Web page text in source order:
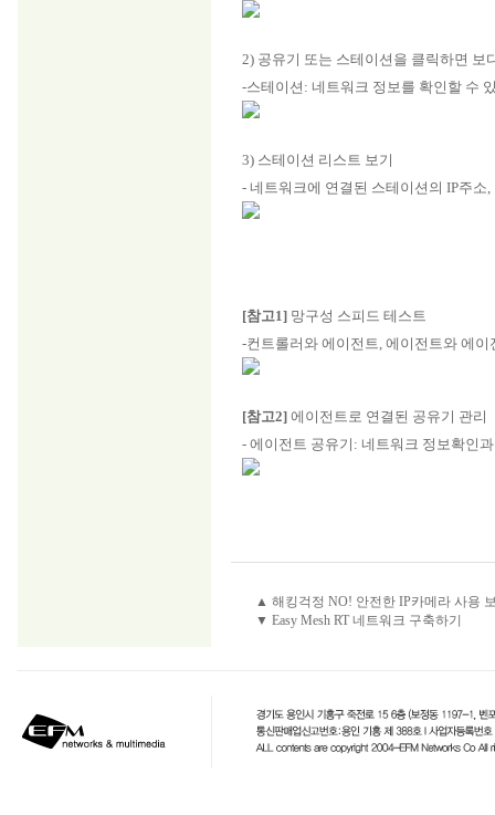
2) 공유기 또는 스테이션을 클릭하면
-스테이션: 네트워크 정보를 확인할 수
3) 스테이션 리스트 보기
- 네트워크에 연결된 스테이션의 IP주
[참고1] 망구성 스피드 테스트
-컨트롤러와 에이전트, 에이전트와 에
[참고2] 에이전트로 연결된 공유기 관리
- 에이전트 공유기: 네트워크 정보확인
▲ 해킹걱정 NO! 안전한 IP카메라 사용
▼ Easy Mesh RT 네트워크 구축하기